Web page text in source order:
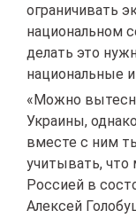
ограничивать
национальном
делать это
национальные
«Можно
Украины,
вместе с ним
учитывать,
Россией в
Алексей